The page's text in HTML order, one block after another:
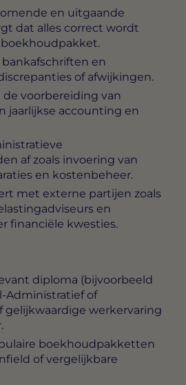
en uitgaande
dat alles correct wordt
en
of afwijkingen.
voorbereiding van
jaarlijkse accounting en
af zoals invoering van
en kostenbeheer.
met externe partijen zoals
en
financiële kwesties.
diploma (bijvoorbeeld
Administratief of
gelijkwaardige werkervaring
boekhoudpakketten
of vergelijkbare